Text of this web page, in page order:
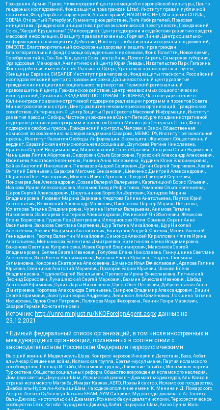
Гражданин.Армия.Право, Нижегородский центр немецкой и европейской культуры, Центр
гендерных исследований, Фонд защиты прав граждан Штаб, Институт права и публичной
политики, Фонд борьбы с коррупцией, Альянс врачей, НАСИЛИЮ.НЕТ, Мы против СПИДа,
СВЕЧА, Открытый Петербург, Гуманитарное действие, Лига Избирателей, Правовая
инициатива, Гражданская инициатива против экологической преступности, Гражданский
Союз, "Хасдей Ерушалаим" (Милосердие), Центр поддержки и содействия развитию средств
массовой информации, В защиту прав заключенных, Горячая Линия, Центр социально-
информационных инициатив Действие, Институт глобализации и социальных движений,
ВМЕСТЕ, Благотворительный фонд охраны здоровья и защиты прав граждан,
Благотворительный фонд помощи осужденным и их семьям, Фонд Тольятти, Новое время,
Серебряная тайга, Так-Так-Так, центр Сова, центр Анна, Проект Апрель, Самарская губерния,
Эра здоровья, Мемориал, Аналитический Центр Юрия Левады, Издательство Парк Гагарина,
Фонд содействия имени Андрея Рылькова, Сфера, Уральская правозащитная группа,
Женщины Евразии, СИБАЛЬТ, Институт прав человека, Фонд защиты гласности, Российский
исследовательский центр по правам человека, Дальневосточный центр развития
гражданских инициатив и социального партнерства, Пермский региональный
правозащитный центр, Гражданское действие, Центр независимых социологических
исследований, Сутяжник, АКАДЕМИЯ ПО ПРАВАМ ЧЕЛОВЕКА, Частное учреждение в
Калининграде по административной поддержке реализации программ и проектов Совета
Министров северных стран, Центр развития некоммерческих организаций, Гражданское
содействие, Интернешнл-Р, Центр Защиты Прав Средств Массовой Информации, Институт
развития прессы - Сибирь, Частное учреждение в Санкт-Петербурге по административной
поддержке реализации программ и проектов Совета Министров Северных Стран, Фонд
поддержки свободы прессы, Гражданский контроль, Человек и Закон, Общественная
комиссия по сохранению наследия академика Сахарова, МЕМО. РУ, Институт региональной
прессы, Институт Развития Свободы Информации, Экозащита!-Женсовет, Общественный
вердикт, Евразийская антимонопольная ассоциация, Дзугкоева Регина Николаевна,
Кривенко Сергей Владимирович, Милославский Павел Юрьевич, Шнырова Ольга Вадимовна,
Чанышева Лилия Айратовна, Сидорович Ольга Борисовна, Туровский Александр Алексеевич,
Васильева Анастасия Евгеньевна, Ривина Анна Валерьевна, Бурдина Юлия Владимировна,
Бойко Анатолий Николаевич, Пивоваров Андрей Сергеевич, Дугин Сергей Георгиевич, Аверин
Виталий Евгеньевич, Барахоев Магомед Бекханович, Шевченко Дмитрий Александрович,
Шарипков Олег Викторович, Мошель Ирина Ароновна, Шведов Григорий Сергеевич,
Пономарев Лев Александрович, Созаев Валерий Валерьевич, Каргалицкий Борис Юльевич,
Исакова Ирина Александровна, Исламов Тимур Рифгатович, Романова Ольга Евгеньевна,
Щаров Сергей Алексадрович, Цирульников Борис Альбертович, Халидова Марина
Владимировна, Людевиг Марина Зариевна, Федотова Галина Анатольевна, Паутов Юрий
Анатольевич, Верховский Александр Маркович, Пислакова-Паркер Марина Петровна,
Кочеткова Татьяна Владимировна, Чуркина Наталья Валерьевна, Акимова Татьяна
Николаевна, Золотарева Екатерина Александровна, Рачинский Ян Збигневич, Жемкова
Елена Борисовна, Гудков Лев Дмитриевич, Илларионова Юлия Юрьевна, Саранг Анна
Васильевна, Захарова Светлана Сергеевна, Щур Татьяна Михайловна, Щур Николай
Алексеевич, Аверин Владимир Анатольевич, Блинушов Андрей Юрьевич, Мосин Алексей
Геннадьевич, Гефтер Валентин Михайлович, Симонов Алексей Кириллович, Флиге Ирина
Анатольевна, Мельникова Валентина Дмитриевна, Вититинова Елена Владимировна,
Баженова Светлана Куприяновна, Исаев Сергей Владимирович, Максимов Сергей
Владимирович, Беляев Сергей Иванович, Голубева Елена Николаевна, Ганнушкина Светлана
Алексеевна, Закс Елена Владимировна, Буртина Елена Юрьевна, Гендель Людмила
Залмановна, Кокорина Екатерина Алексеевна, Шуманов Илья Вячеславович, Арапова Галина
Юрьевна, Свечников Анатолий Мариевич, Прохоров Вадим Юрьевич, Шахова Елена
Владимировна, Подузов Сергей Васильевич, Протасова Ирина Вячеславовна, Литинский
Леонид Борисович, Лукашевский Сергей Маркович, Бахмин Вячеслав Иванович, Шабад
Анатолий Ефимович, Сухих Дарья Николаевна, Орлов Олег Петрович, Добровольская Анна
Дмитриевна, Королева Александра Евгеньевна, Смирнов Владимир Александрович, Вицин
Сергей Ефимович, Золотухин Борис Андреевич, Левинсон Лев Семенович, Локшина Татьяна
Иосифовна, Орлов Олег Петрович, Полякова Мара Федоровна, Резник Генри Маркович,
Захаров Герман Константинович
Источник: http://unro.minjust.ru/NKOForeignAgent.aspx данные на
23.12.2021
* Единый федеральный список организаций, в том числе иностранных и
международных организаций, признанных в соответствии с
законодательством Российской Федерации террористическими:
Высший военный Маджлисуль Шура, Конгресс народов Ичкерии и Дагестана, База, Асбат
аль-Ансар, Священная война, Исламская группа, Братья-мусульмане, Партия исламского
освобождения, Лашкар-И-Тайба, Исламская группа, Движение Талибан, Исламская партия
Туркестана, Общество социальных реформ, Общество возрождения исламского наследия,
Дом двух святых, Джунд аш-Шам, Исламский джихад – Джамаат моджахедов, Аль-Каида в
странах исламского Магриба, Имарат Кавказ, АБТО, Правый сектор, Исламское государство,
Джабха аль-Нусра ли-Ахль аш-Шам, Народное ополчение имени К. Минина и Д. Пожарского,
Аджр от Аллаха Субхану уа Тагьаля SHAM, АУМ Синрике, Муджахеды джамаата Ат-Тавхида
Валь-Джихад, Чистопольский Джамаат, Рохнамо ба суи давлати исломи, Террористическое
сообщество Сеть, Катиба Таухид валь-Джихад, Хайят Тахрир аш-Шам, Ахлю Сунна Валь